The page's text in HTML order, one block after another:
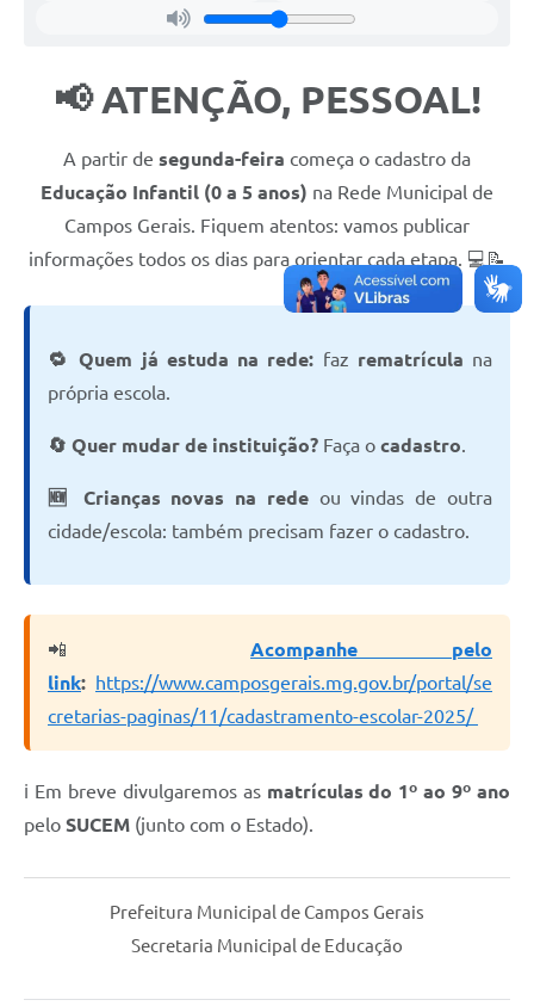
📢 ATENÇÃO, PESSOAL!
A partir de segunda-feira começa o cadastro da
Educação Infantil (0 a 5 anos) na Rede Municipal de
Campos Gerais. Fiquem atentos: vamos publicar
informações todos os dias para orientar cada etapa. 💻📝
🔁 Quem já estuda na rede: faz rematrícula na
própria escola.
🔄 Quer mudar de instituição? Faça o cadastro
🆕 Crianças novas na redeou vindas de outra
cidade/escola: também precisam fazer o cadastro.
📲 Acompanhe pelo
link: https://www.camposgerais.mg.gov.br/portal/se
cretarias-paginas/11/cadastramento-escolar-2025/​
ℹ️ Em breve divulgaremos as matrículas do 1º ao 9º ano
pelo SUCEM (junto com o Estado).
Prefeitura Municipal de Campos Gerais
Secretaria Municipal de Educação